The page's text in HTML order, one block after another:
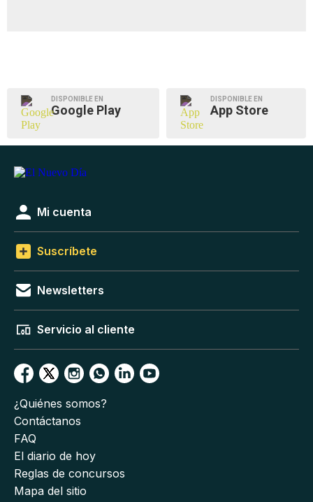
DISPONIBLE EN
Google Play
DISPONIBLE EN
App Store
Mi cuenta
Suscríbete
Newsletters
Servicio al cliente
¿Quiénes somos?
Contáctanos
FAQ
El diario de hoy
Reglas de concursos
Mapa del sitio